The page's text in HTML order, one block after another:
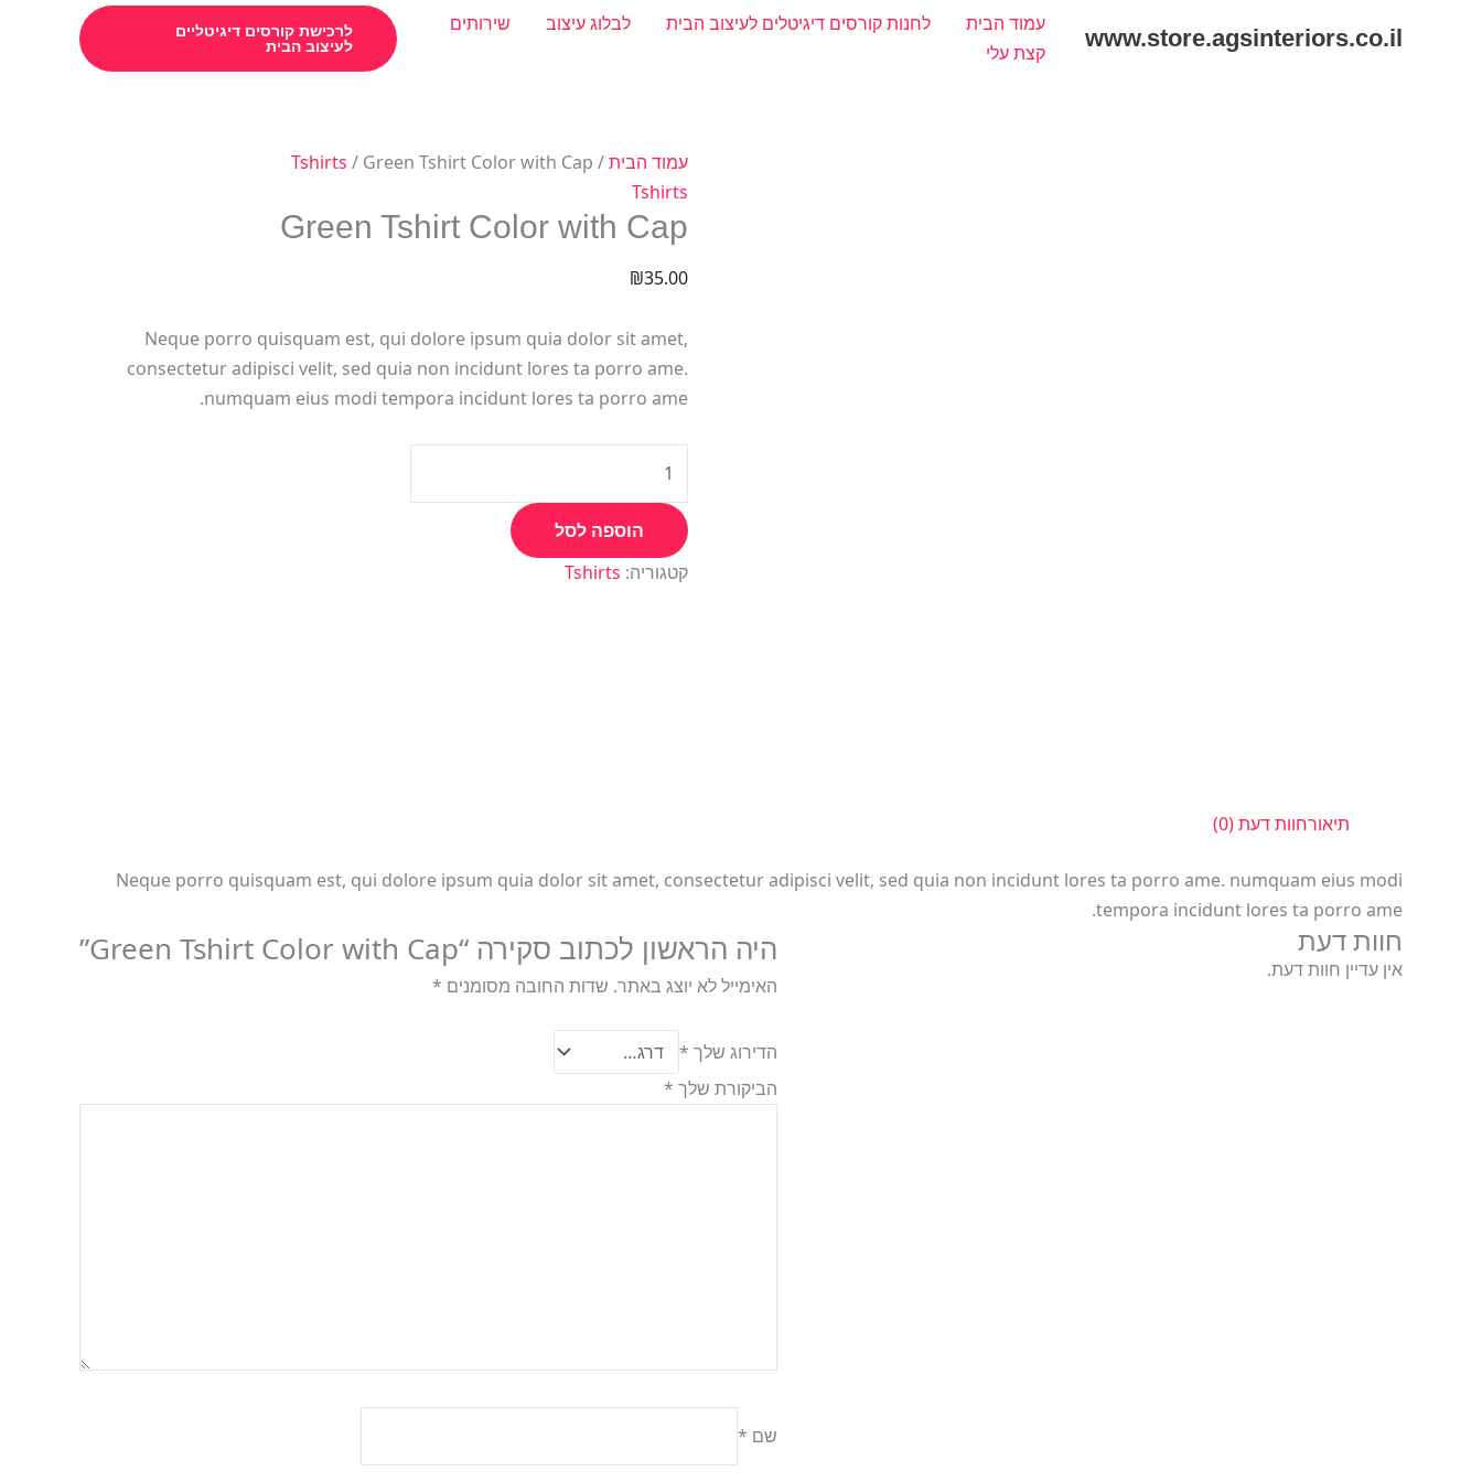
www.store.agsinteriors.co.il
עמוד הבית לחנות קורסים דיגיטלים לעיצוב הבית לבלוג עיצוב
שירותים
קצת עלי
לרכישת קורסים דיגיטליים
לעיצוב הבית
עמוד הבית/
Tshirts / Green Tshirt Color with Cap
Tshirts
Green Tshirt Color with Cap
₪35.00
Neque porro quisquam est, qui dolore ipsum quia dolor sit amet,
consectetur adipisci velit, sed quia non incidunt lores ta porro ame.
numquam eius modi tempora incidunt lores ta porro ame.
כמות
של
Green
Tshirt
Color
Cap
הוספה לסל
קטגוריה: Tshirts
תיאורחוות דעת (0)
Neque porro quisquam est, qui dolore ipsum quia dolor sit amet, consectetur adipisci velit, sed quia non incidunt lores ta porro ame. numquam eius modi
tempora incidunt lores ta porro ame.
חוות דעת
אין עדיין חוות דעת.
היה הראשון לכתוב סקירה “Green Tshirt Color with Cap”
האימייל לא יוצג באתר. שדות החובה מסומנים *
הדירוג שלך *
הביקורת שלך *
שם *